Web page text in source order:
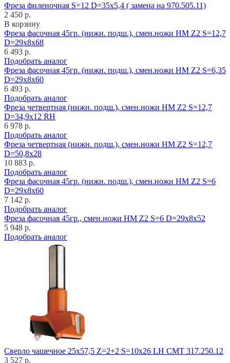
Фреза филеночная S=12 D=35x5,4 ( замена на 970.505.11)
2 450 р.
В корзину
Фреза фасочная 45гр. (нижн. подш.), смен.ножи HM Z2 S=12,7
D=29x8x68
6 493 р.
Подобрать аналог
Фреза фасочная 45гр. (нижн. подш.), смен.ножи HM Z2 S=6,35
D=29x8x60
6 493 р.
Подобрать аналог
Фреза четвертная (нижн. подш.), смен.ножи HM Z2 S=12,7
D=34,9x12 RH
6 978 р.
Подобрать аналог
Фреза четвертная (нижн. подш.), смен.ножи HM Z2 S=12,7
D=50,8x28
10 883 р.
Подобрать аналог
Фреза фасочная 45гр. (нижн. подш.), смен.ножи HM Z2 S=6
D=29x8x60
7 142 р.
Подобрать аналог
Фреза фасочная 45гр., смен.ножи HM Z2 S=6 D=29x8x52
5 948 р.
Подобрать аналог
Cверло чашечное 25x57,5 Z=2+2 S=10x26 LH CMT 317.250.12
3 527 р.